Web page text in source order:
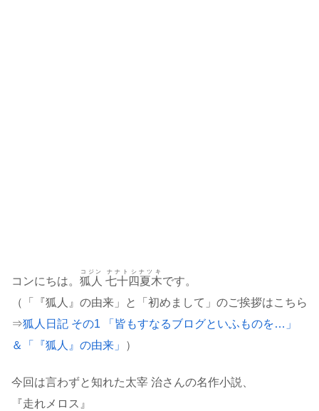
コンにちは。 狐人
コジン
七十四夏木
ナナトシナツキ
です。
（「『狐人』の由来」と「初めまして」のご挨拶はこちら
⇒狐人日記 その1 「皆もすなるブログといふものを…」
＆「『狐人』の由来」
）
今回は言わずと知れた太宰 治さんの名作小説、
『走れメロス』